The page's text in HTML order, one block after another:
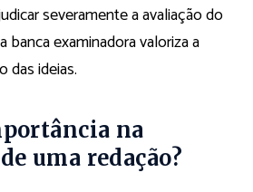
severamente a avaliação do
banca examinadora valoriza a
das ideias.
na
uma redação?